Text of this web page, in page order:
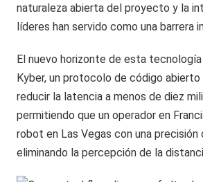
naturaleza abierta del proyecto y la
líderes han servido como una barrera
El nuevo horizonte de esta
Kyber, un protocolo de código abierto
reducir la latencia a menos de diez
permitiendo que un operador en
robot en Las Vegas con una precisión
eliminando la percepción de la